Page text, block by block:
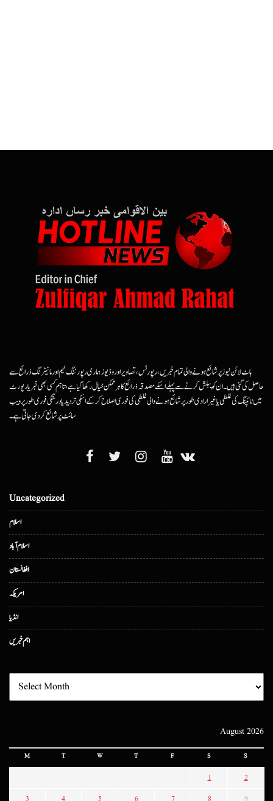
ہاٹ لائن نیوز پر شائع ہونے والی تمام خبریں، رپورٹس، تصاویر اور وڈیوز ہماری رپورٹنگ ٹیم اور مانیٹرنگ ذرائع سے
حاصل کی گئی ہیں۔ ان کو پبلش کرنے سے پہلے اسکے مصدقہ ذرائع کا ہرممکن خیال رکھا گیا ہے، تاہم کسی بھی خبر یا رپورٹ
میں ٹائپنگ کی غلطی یا غیرارادی طور پر شائع ہونے والی غلطی کی فوری اصلاح کرکے اسکی تردید یا درستگی فوری طور پر ویب
سائٹ پر شائع کردی جاتی ہے۔
Uncategorized
اسلام
اسلام آباد
افغانستان
امریکہ
انڈیا
اہم خبریں
August 2026
M T W T F S S
1 2